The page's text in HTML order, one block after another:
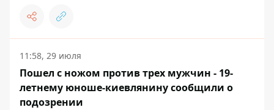
11:58, 29 июля
Пошел с ножом против трех мужчин - 19-
летнему юноше-киевлянину сообщили о
подозрении